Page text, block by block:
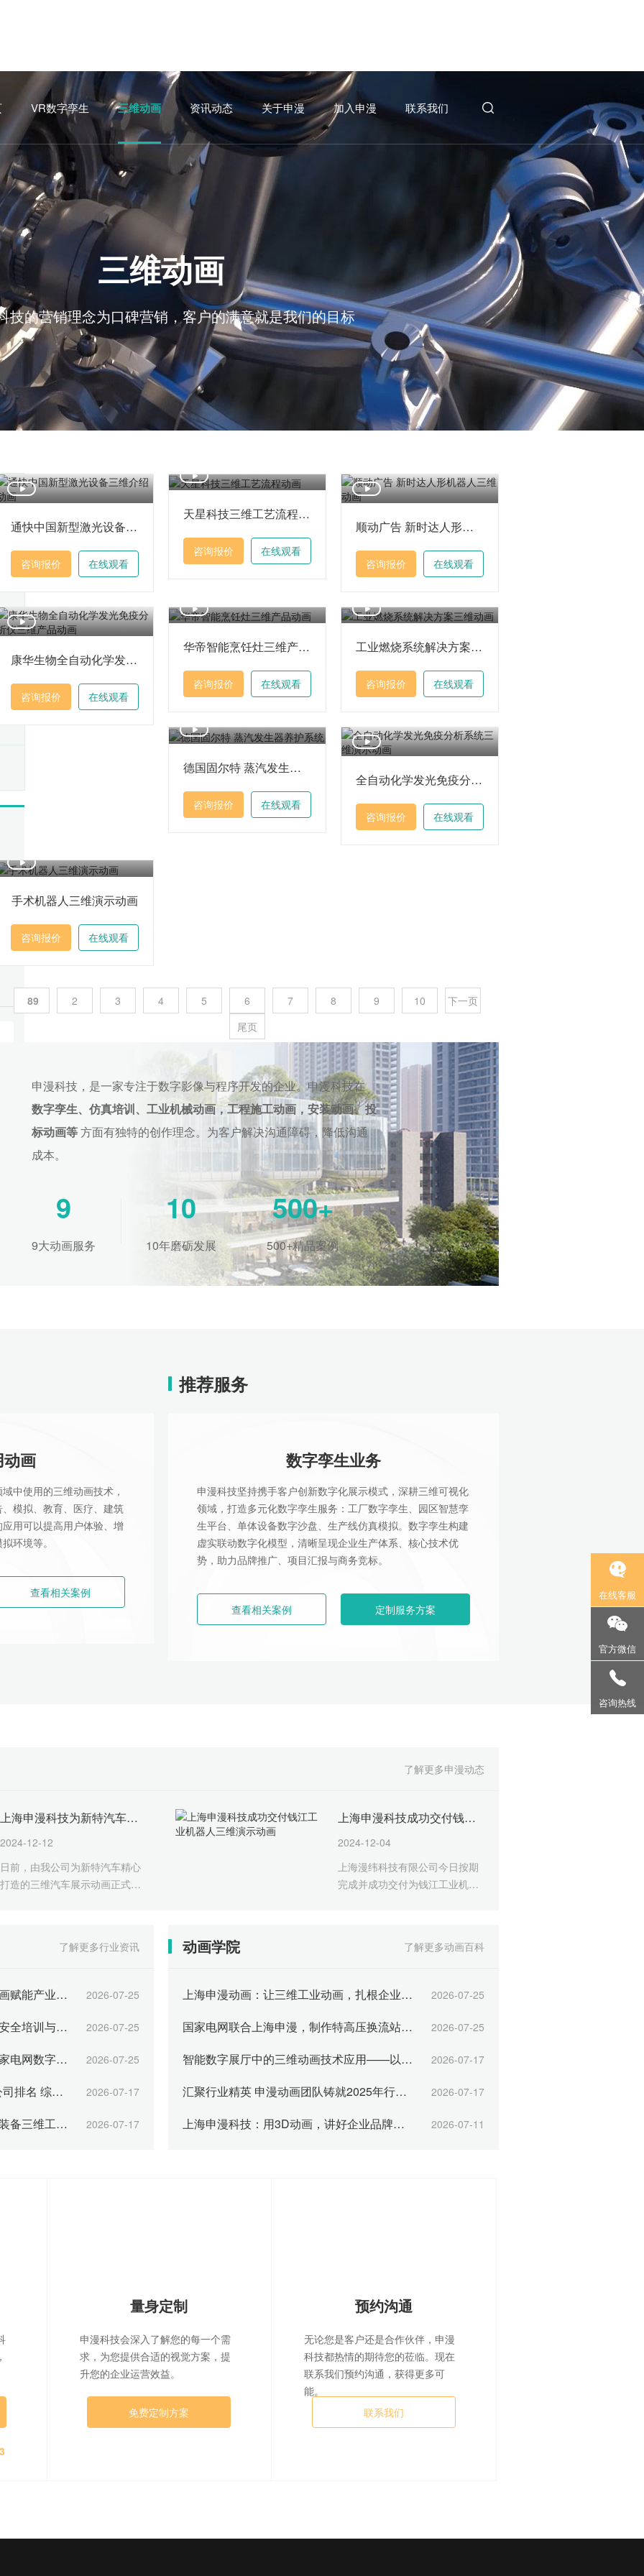
VR数字孪生 三维动画 资讯动态 关于申漫 加入申漫 联系我们
三维动画
技的营销理念为口碑营销，客户的满意就是我们的目标
通快中国新型激光设备三维介绍动画
咨询报价 在线观看
天星科技三维工艺流程动画
咨询报价 在线观看
顺动广告 新时达人形机器人三维动画
咨询报价 在线观看
康华生物全自动化学发光免疫分析仪三维产品动画
咨询报价 在线观看
华帝智能烹饪灶三维产品动画
咨询报价 在线观看
工业燃烧系统解决方案三维动画
咨询报价 在线观看
德国固尔特 蒸汽发生器养护系统
咨询报价 在线观看
全自动化学发光免疫分析系统三维演示动画
咨询报价 在线观看
手术机器人三维演示动画
咨询报价 在线观看
89 2 3 4 5 6 7 8 9 10
下一页
尾页
申漫科技，是一家专注于数字影像与程序开发的企业。申漫科技在
数字孪生、仿真培训、工业机械动画，工程施工动画，安装动画、投
标动画等方面有独特的创作理念。为客户解决沟通障碍，降低沟通
成本。
9
9大动画服务
10
10年磨砺发展
500+
500+精品案例
画
中使用的三维动画技术，
模拟、教育、医疗、建筑
用可以提高用户体验、增
环境等。
查看相关案例
推荐服务
数字孪生业务
申漫科技坚持携手客户创新数字化展示模式，深耕三维可视化
领域，打造多元化数字孪生服务：工厂数字孪生、园区智慧孪
生平台、单体设备数字沙盘、生产线仿真模拟。数字孪生构建
虚实联动数字化模型，清晰呈现企业生产体系、核心技术优
势，助力品牌推广、项目汇报与商务竞标。
查看相关案例 定制服务方案
了解更多申漫动态
上海申漫科技为新特汽车打
2024-12-12
日前，由我公司为新特汽车精心
打造的三维汽车展示动画正式交
示了新特汽车的设
上海申漫科技成功交付钱江
2024-12-04
上海漫纬科技有限公司今日按期
完成并成功交付为钱江工业机器
确保了高质量的
了解更多行业资讯
上海申漫科技：电池产线三维动画赋能产业招商 2026-07-25
上海申漫矿山设备三维动画助力安全培训与智能展示 2026-07-25
三维动画公司申漫科技，助力国家电网数字化运维可视化 2026-07-25
2026年国内10大三维工业动画公司排名 综合实力TOP10 2026-07-17
中远海运选择上海申漫打造物流装备三维工业动画 2026-07-17
动画学院 了解更多动画百科
上海申漫动画：让三维工业动画，扎根企业日常运营每一环 2026-07-25
国家电网联合上海申漫，制作特高压换流站三维动画 2026-07-25
智能数字展厅中的三维动画技术应用——以上海申漫科技为例 2026-07-17
汇聚行业精英 申漫动画团队铸就2025年行业大奖 2026-07-17
上海申漫科技：用3D动画，讲好企业品牌与产品故事 2026-07-11
量身定制
申漫科技会深入了解您的每一个需
求，为您提供合适的视觉方案，提
升您的企业运营效益。
免费定制方案
预约沟通
无论您是客户还是合作伙伴，申漫
科技都热情的期待您的莅临。现在
联系我们预约沟通，获得更多可
能。
联系我们
在线客服
官方微信
咨询热线